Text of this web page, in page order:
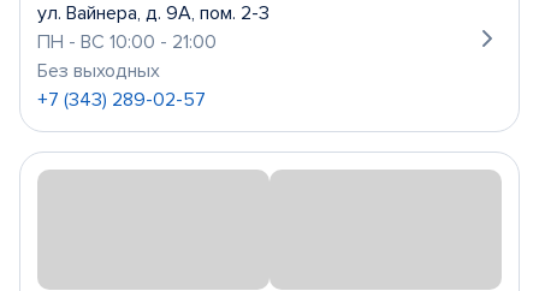
ул. Вайнера, д. 9А, пом. 2-3
ПН - ВС 10:00 - 21:00
Без выходных
+7 (343) 289-02-57